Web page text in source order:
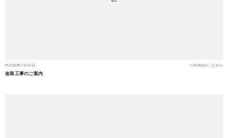
2020年7月12日 Hilltopのこだわり
改装工事のご案内